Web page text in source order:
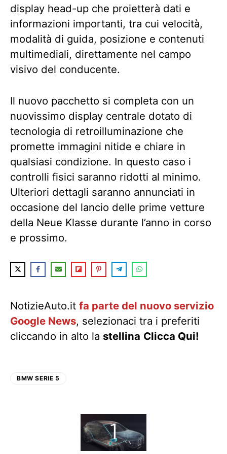
display head-up che proietterà dati e
informazioni importanti, tra cui velocità,
modalità di guida, posizione e contenuti
multimediali, direttamente nel campo
visivo del conducente.
Il nuovo pacchetto si completa con un
nuovissimo display centrale dotato di
tecnologia di retroilluminazione che
promette immagini nitide e chiare in
qualsiasi condizione. In questo caso i
controlli fisici saranno ridotti al minimo.
Ulteriori dettagli saranno annunciati in
occasione del lancio delle prime vetture
della Neue Klasse durante l’anno in corso
e prossimo.
NotizieAuto.it fa parte del nuovo servizio
Google News, selezionaci tra i preferiti
cliccando in alto la stellina Clicca Qui!
BMW SERIE 5